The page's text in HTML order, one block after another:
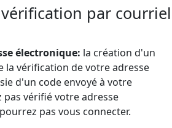
par courriel
électronique: la création d'un
la vérification de votre adresse
d'un code envoyé à votre
pas vérifié votre adresse
pas vous connecter.